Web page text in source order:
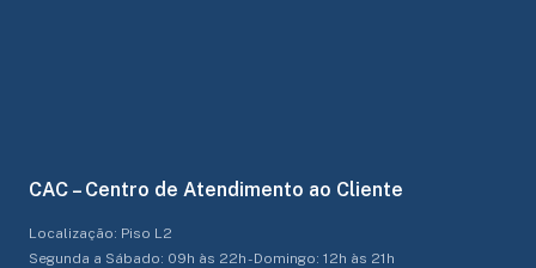
CAC – Centro de Atendimento ao Cliente
Localização: Piso L2
Segunda a Sábado: 09h às 22h - Domingo: 12h às 21h